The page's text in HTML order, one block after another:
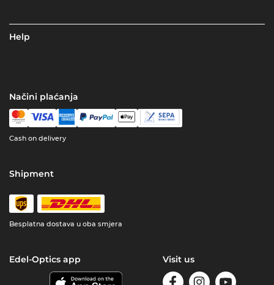
Help
Načini plaćanja
Cash on delivery
Shipment
Besplatna dostava u oba smjera
Edel-Optics app Visit us